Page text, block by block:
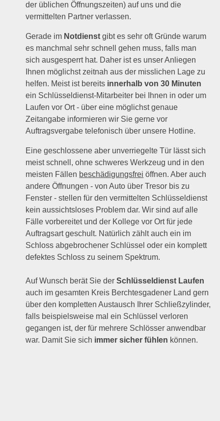
der üblichen Öffnungszeiten) auf uns und die
vermittelten Partner verlassen.
Gerade im Notdienst gibt es sehr oft Gründe warum
es manchmal sehr schnell gehen muss, falls man
sich ausgesperrt hat. Daher ist es unser Anliegen
Ihnen möglichst zeitnah aus der misslichen Lage zu
helfen. Meist ist bereits innerhalb von 30 Minuten
ein Schlüsseldienst-Mitarbeiter bei Ihnen in oder um
Laufen vor Ort - über eine möglichst genaue
Zeitangabe informieren wir Sie gerne vor
Auftragsvergabe telefonisch über unsere Hotline.
Eine geschlossene aber unverriegelte Tür lässt sich
meist schnell, ohne schweres Werkzeug und in den
meisten Fällen beschädigungsfrei öffnen. Aber auch
andere Öffnungen - von Auto über Tresor bis zu
Fenster - stellen für den vermittelten Schlüsseldienst
kein aussichtsloses Problem dar. Wir sind auf alle
Fälle vorbereitet und der Kollege vor Ort für jede
Auftragsart geschult. Natürlich zählt auch ein im
Schloss abgebrochener Schlüssel oder ein komplett
defektes Schloss zu seinem Spektrum.
Auf Wunsch berät Sie derSchlüsseldienst Laufen
auch im gesamten Kreis Berchtesgadener Land gern
über den kompletten Austausch Ihrer Schließzylinder,
falls beispielsweise mal ein Schlüssel verloren
gegangen ist, der für mehrere Schlösser anwendbar
war. Damit Sie sich immer sicher fühlen können.